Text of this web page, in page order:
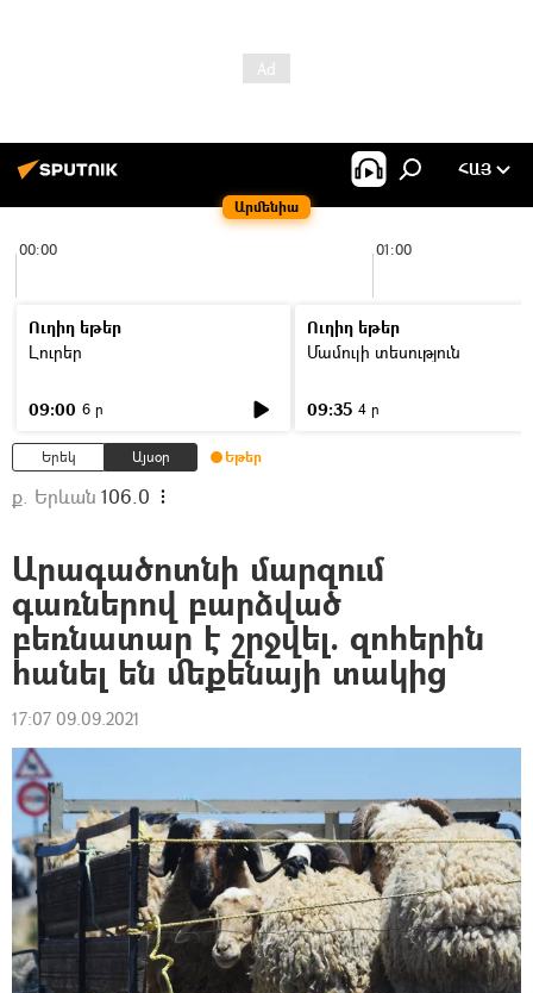
Արմենիա
ՀԱՅ
00:00 01:00
Ուղիղ եթեր
Լուրեր
09:00 6 ր
Ուղիղ եթեր
Մամուլի տեսություն
09:35 4 ր
Երեկ Այսօր Եթեր
ք. Երևան 106.0
Արագածոտնի մարզում
գառներով բարձված
բեռնատար է շրջվել. զոհերին
հանել են մեքենայի տակից
17:07 09.09.2021